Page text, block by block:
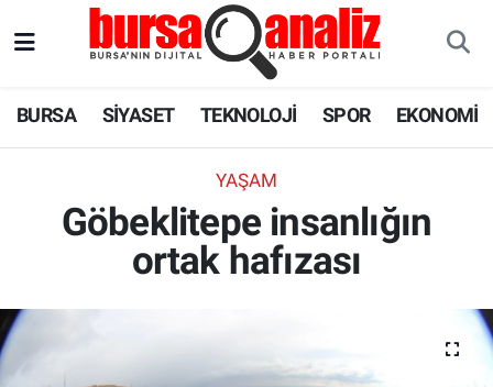
BURSA SİYASET TEKNOLOJİ SPOR EKONOMİ
YAŞAM
Göbeklitepe insanlığın
ortak hafızası
EKONOMİ
Süper Lig Puan Durumu ve Fikstür
Tüm Manşetler